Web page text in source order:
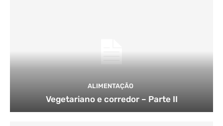
ALIMENTAÇÃO
Vegetariano e corredor – Parte II